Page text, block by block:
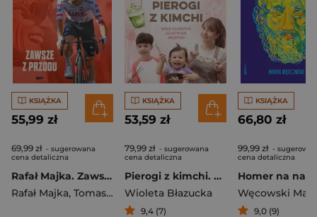
KSIĄŻKA
55,99 zł
69,99 zł - sugerowana
cena detaliczna
Rafał Majka. Zawsze z przodu. Rozmawia Tomasz Kalemba - książka z autografem
Rafał Majka, Tomasz Kalemba
KSIĄŻKA
53,59 zł
79,99 zł - sugerowana
cena detaliczna
Pierogi z kimchi. Moje ulubione azjatyckie przepisy
Wioleta Błazucka
9,4 (7)
KSIĄŻKA
66,80 zł
99,99 zł -
cena detaliczna
Węcowski
9,0 (9)